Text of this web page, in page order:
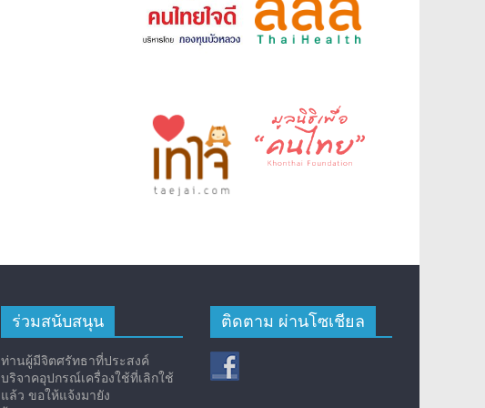
ร่วมสนับสนุน
ท่านผู้มีจิตศรัทธาที่ประสงค์
บริจาคอุปกรณ์เครื่องใช้ที่เลิกใช้
แล้ว ขอให้แจ้งมายัง
ติดตาม ผ่านโซเชียล